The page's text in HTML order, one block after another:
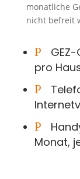
monatliche
nicht befreit
P
pro
P
P
Monat,